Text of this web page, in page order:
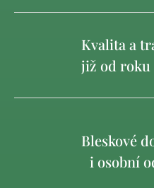
Kvalita a
již od roku
Bleskové
i osobní